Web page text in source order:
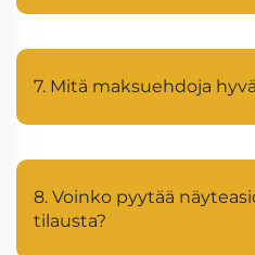
7. Mitä maksuehdoja
8. Voinko pyytää
tilausta?